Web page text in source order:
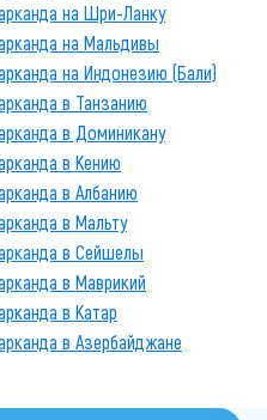
на Шри-Ланку
на Мальдивы
на Индонезию (Бали)
в Танзанию
в Доминикану
в Кению
в Албанию
в Мальту
в Сейшелы
в Маврикий
в Катар
в Азербайджане